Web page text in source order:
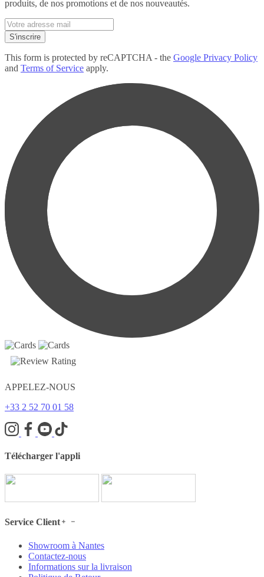
produits, de nos promotions et de nos nouveautés.
Enter
email
address
S'inscrire
This form is protected by reCAPTCHA - the Google Privacy Policy
and Terms of Service apply.
APPELEZ-NOUS
+33 2 52 70 01 58
Télécharger l'appli
Service Client
Showroom à Nantes
Contactez-nous
Informations sur la livraison